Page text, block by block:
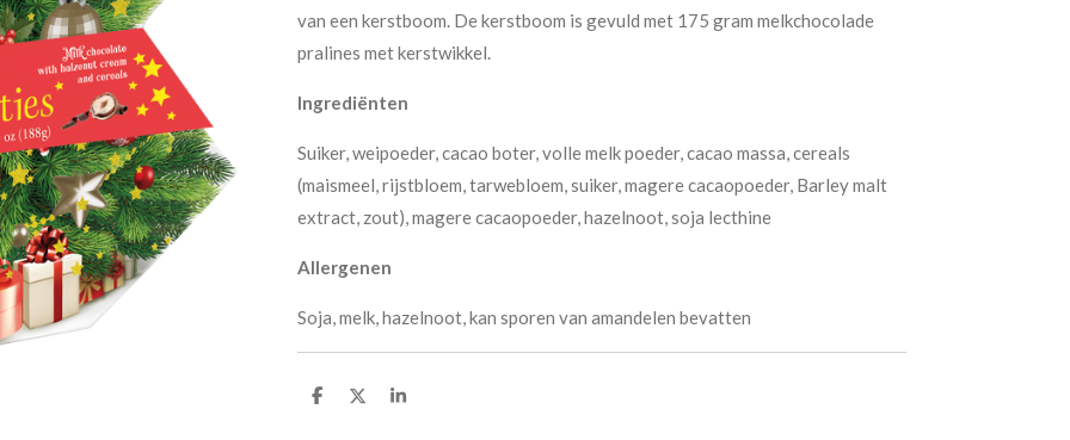
van een kerstboom. De kerstboom is gevuld met 175 gram melkchocolade
pralines met kerstwikkel.
Ingrediënten
Suiker, weipoeder, cacao boter, volle melk poeder, cacao massa, cereals
(maismeel, rijstbloem, tarwebloem, suiker, magere cacaopoeder, Barley malt
extract, zout), magere cacaopoeder, hazelnoot, soja lecthine
Allergenen
Soja, melk, hazelnoot, kan sporen van amandelen bevatten
D
D
S